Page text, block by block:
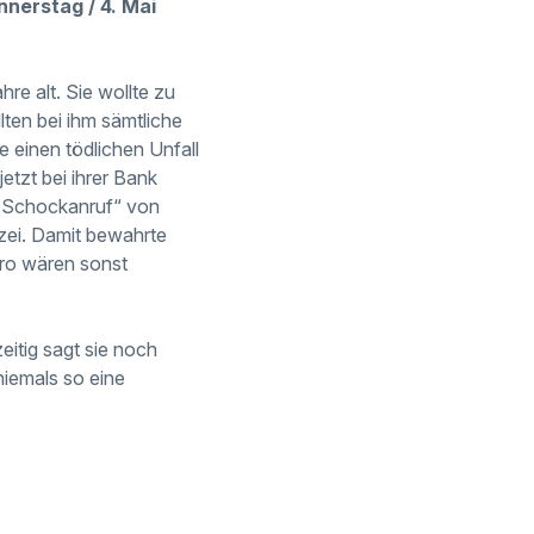
/ 4. Mai
alt. Sie wollte zu
bei ihm sämtliche
einen tödlichen Unfall
bei ihrer Bank
von
Damit bewahrte
wären sonst
sagt sie noch
so eine